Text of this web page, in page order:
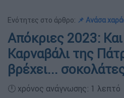
Ενότητες στο άρθρο: 📌 Ανάσα
Απόκριες 2023:
Καρναβάλι της
βρέχει...
🕛 χρόνος ανάγνωσης: 1